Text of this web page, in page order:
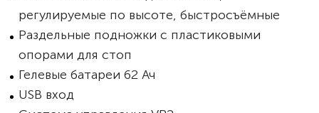
регулируемые по высоте, быстросъёмные
Раздельные подножки с пластиковыми
опорами для стоп
Гелевые батареи 62 Ач
USB вход